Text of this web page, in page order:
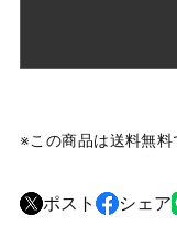
※この商品は送料無料
ポスト シェア